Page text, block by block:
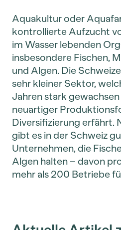
Aquakultur oder
kontrollierte Aufzucht
im Wasser lebenden
insbesondere Fischen,
und Algen. Die
sehr kleiner Sektor,
Jahren stark
neuartiger
Diversifizierung erfährt.
gibt es in der Schweiz
Unternehmen, die
Algen halten – davon
mehr als 200 Betriebe